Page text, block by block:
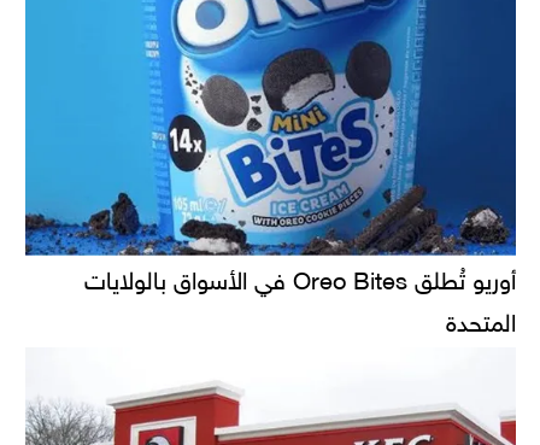
أوريو تُطلق Oreo Bites في الأسواق بالولايات
المتحدة